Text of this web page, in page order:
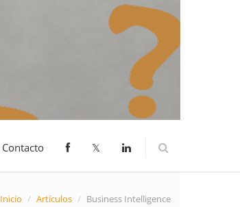
Contacto 𝕏
Inicio / Artículos / Business Intelligence